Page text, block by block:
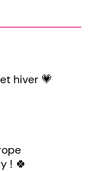
hiver 💗
! 🍀